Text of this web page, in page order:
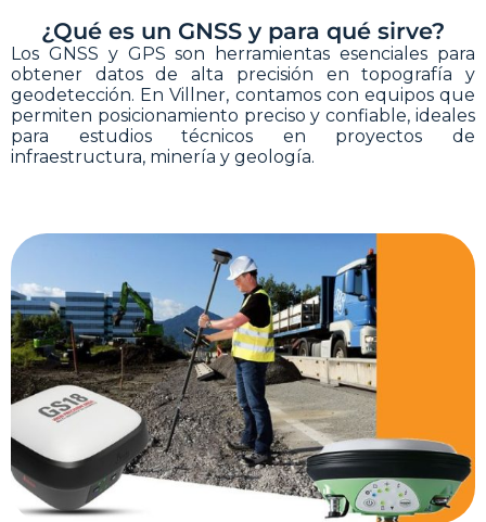
¿Qué es un GNSS y para qué sirve?
Los GNSS y GPS son herramientas esenciales para
obtener datos de alta precisión en topografía y
geodetección. En Villner, contamos con equipos que
permiten posicionamiento preciso y confiable, ideales
para estudios técnicos en proyectos de
infraestructura, minería y geología.